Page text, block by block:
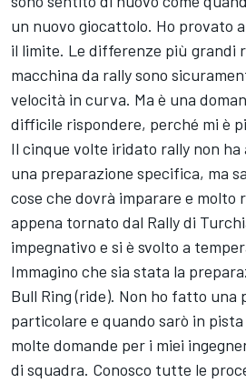
un nuovo giocattolo. Ho provato
il limite. Le differenze più grandi
macchina da rally sono
velocità in curva. Ma è una
difficile rispondere, perché mi è
Il cinque volte iridato rally non
una preparazione specifica, ma
cose che dovrà imparare e molto
appena tornato dal Rally di
impegnativo e si è svolto a
Immagino che sia stata la
Bull Ring (ride). Non ho fatto una
particolare e quando sarò in
molte domande per i miei
di squadra. Conosco tutte le